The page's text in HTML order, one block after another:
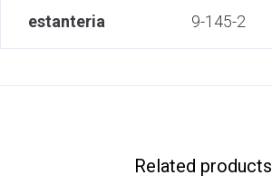
estanteria 9-145-2
Related products